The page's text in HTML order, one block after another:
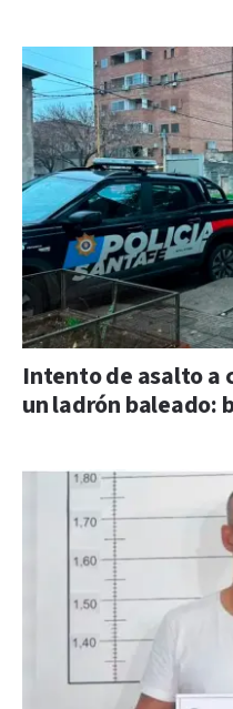
Intento de asalto a
un ladrón baleado: